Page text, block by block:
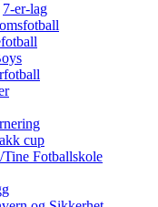
7-er-lag
cup
Tine Fotballskole